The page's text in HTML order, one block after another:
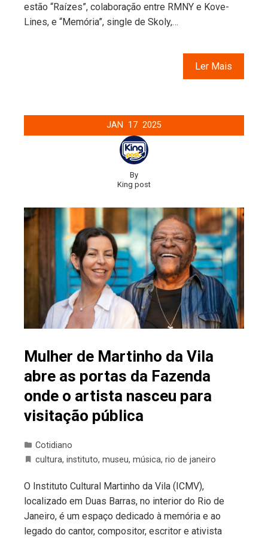
estão “Raízes”, colaboração entre RMNY e Kove-
Lines, e “Memória”, single de Skoly,…
Ler Mais
JAN 17 2025
By
King post
Mulher de Martinho da Vila
abre as portas da Fazenda
onde o artista nasceu para
visitação pública
Cotidiano
cultura, instituto, museu, música, rio de janeiro
O Instituto Cultural Martinho da Vila (ICMV),
localizado em Duas Barras, no interior do Rio de
Janeiro, é um espaço dedicado à memória e ao
legado do cantor, compositor, escritor e ativista